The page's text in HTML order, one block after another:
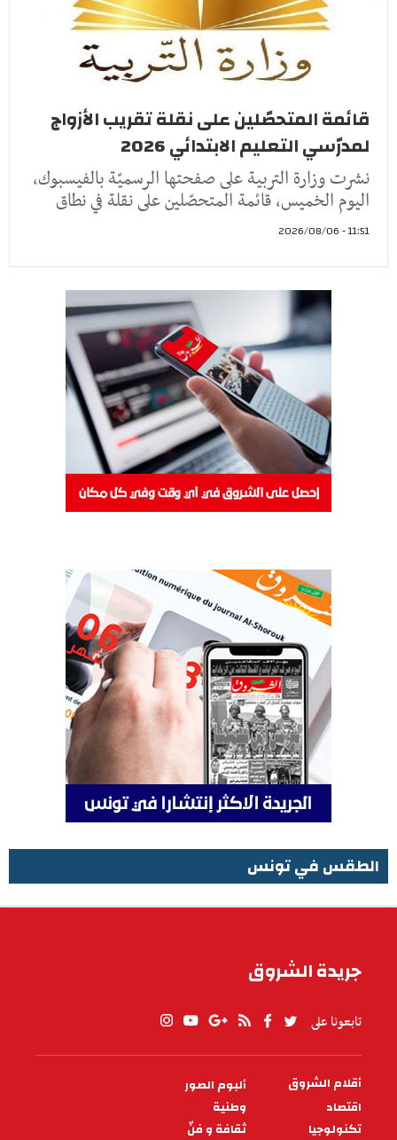
قائمة المتحصّلين على نقلة تقريب الأزواج
لمدرّسي التعليم الابتدائي 2026
نشرت وزارة التربية على صفحتها الرسميّة بالفيسبوك،
اليوم الخميس، قائمة المتحصّلين على نقلة في نطاق
11:51 - 2026/08/06
الطقس في تونس
جريدة الشروق
تابعونا على
PIED
DE
PAGE
أقلام الشروق
ألبوم الصور
اقتصاد
وطنية
تكنولوجيا
ثقافة و فنّ